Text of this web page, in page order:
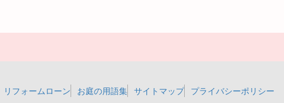
リフォームローン お庭の用語集 サイトマップ プライバシーポリシー